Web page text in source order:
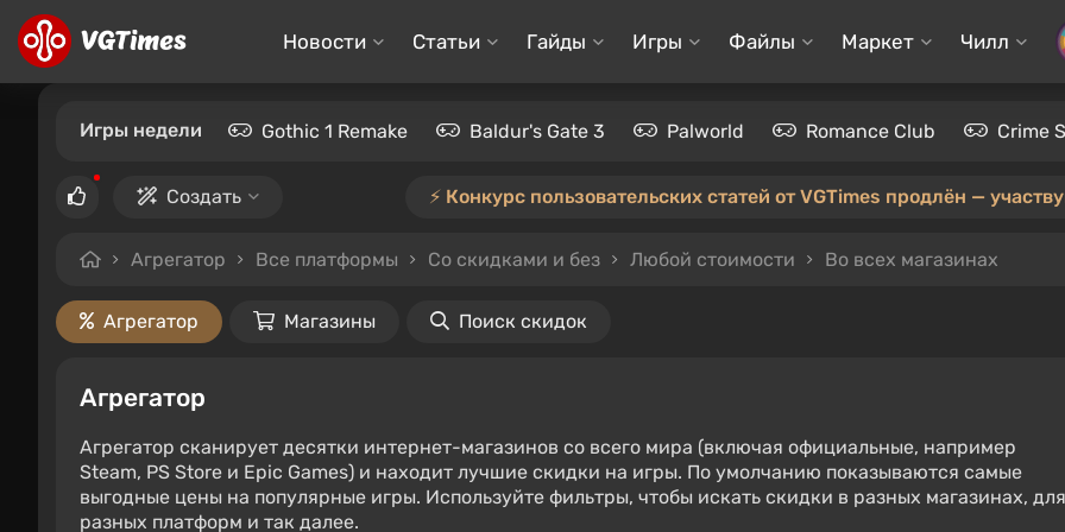
Новости Статьи Гайды Игры Файлы Маркет Чилл
Игры недели Gothic 1 Remake Baldur's Gate 3 Palworld Romance Club Crime
Создать ⚡️ Конкурс пользовательских статей от VGTimes продлён —
Агрегатор Все платформы Со скидками и без Любой стоимости Во всех магазинах
Агрегатор Магазины Поиск скидок
Агрегатор
Агрегатор сканирует десятки интернет-магазинов со всего мира (включая официальные, например
Steam, PS Store и Epic Games) и находит лучшие скидки на игры. По умолчанию показываются самые
выгодные цены на популярные игры. Используйте фильтры, чтобы искать скидки в разных магазинах, для
разных платформ и так далее.